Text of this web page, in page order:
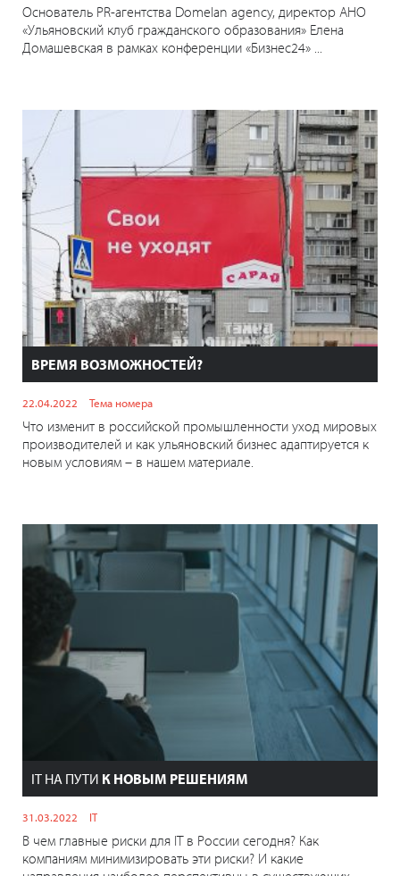
Основатель PR-агентства Domelan agency, директор АНО
«Ульяновский клуб гражданского образования» Елена
Домашевская в рамках конференции «Бизнес24» ...
ВРЕМЯ ВОЗМОЖНОСТЕЙ?
22.04.2022 Тема номера
Что изменит в российской промышленности уход мировых
производителей и как ульяновский бизнес адаптируется к
новым условиям – в нашем материале.
IT НА ПУТИ К НОВЫМ РЕШЕНИЯМ
31.03.2022 IT
В чем главные риски для IT в России сегодня? Как
компаниям минимизировать эти риски? И какие